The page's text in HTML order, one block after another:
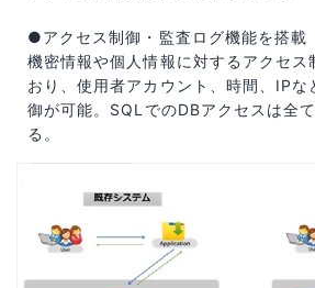
●アクセス制御・監査ログ機能を搭載
機密情報や個人情報に対するアクセス
おり、使用者アカウント、時間、IPな
御が可能。SQLでのDBアクセスは全
る。